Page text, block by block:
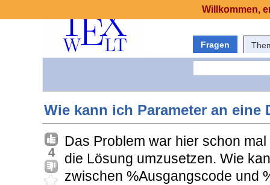
Fragen
Wie kann ich Parameter an
4
Das Problem war hier schon
die Lösung umzusetzen. Wie
zwischen %Ausgangscode und
Willkommen,